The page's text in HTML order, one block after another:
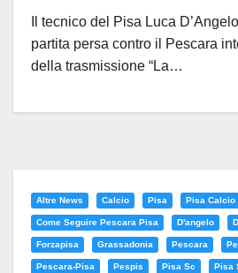
Il tecnico del Pisa Luca
partita persa contro il Pescara
della trasmissione “La…
Altre News Calcio Pisa Pisa Calcio
Come Seguire Pescara Pisa D'angelo
Forzapisa Grassadonia Pescara
Pescara-Pisa Pespis Pisa Sc Pisa